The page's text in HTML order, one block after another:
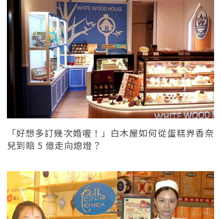
「好想多訂幾次婚喔！」白木屋如何從蛋糕界香奈
兒到賠 5 億走向熄燈？